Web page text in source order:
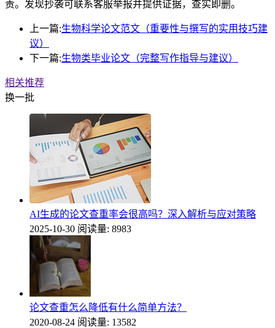
责。发现抄袭可联系客服举报并提供证据，查实即删。
上一篇:生物科学论文范文（重要性与撰写的实用技巧建
议）
下一篇:生物类毕业论文（完整写作指导与建议）
相关推荐
换一批
AI生成的论文查重率会很高吗？深入解析与应对策略
2025-10-30 阅读量: 8983
论文查重怎么降低有什么简单方法？
2020-08-24 阅读量: 13582